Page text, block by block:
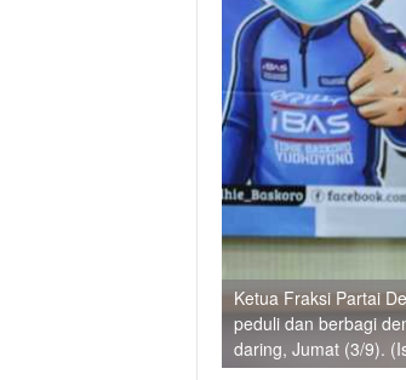
Ketua Fraksi Partai
peduli dan berbagi
daring, Jumat (3/9).